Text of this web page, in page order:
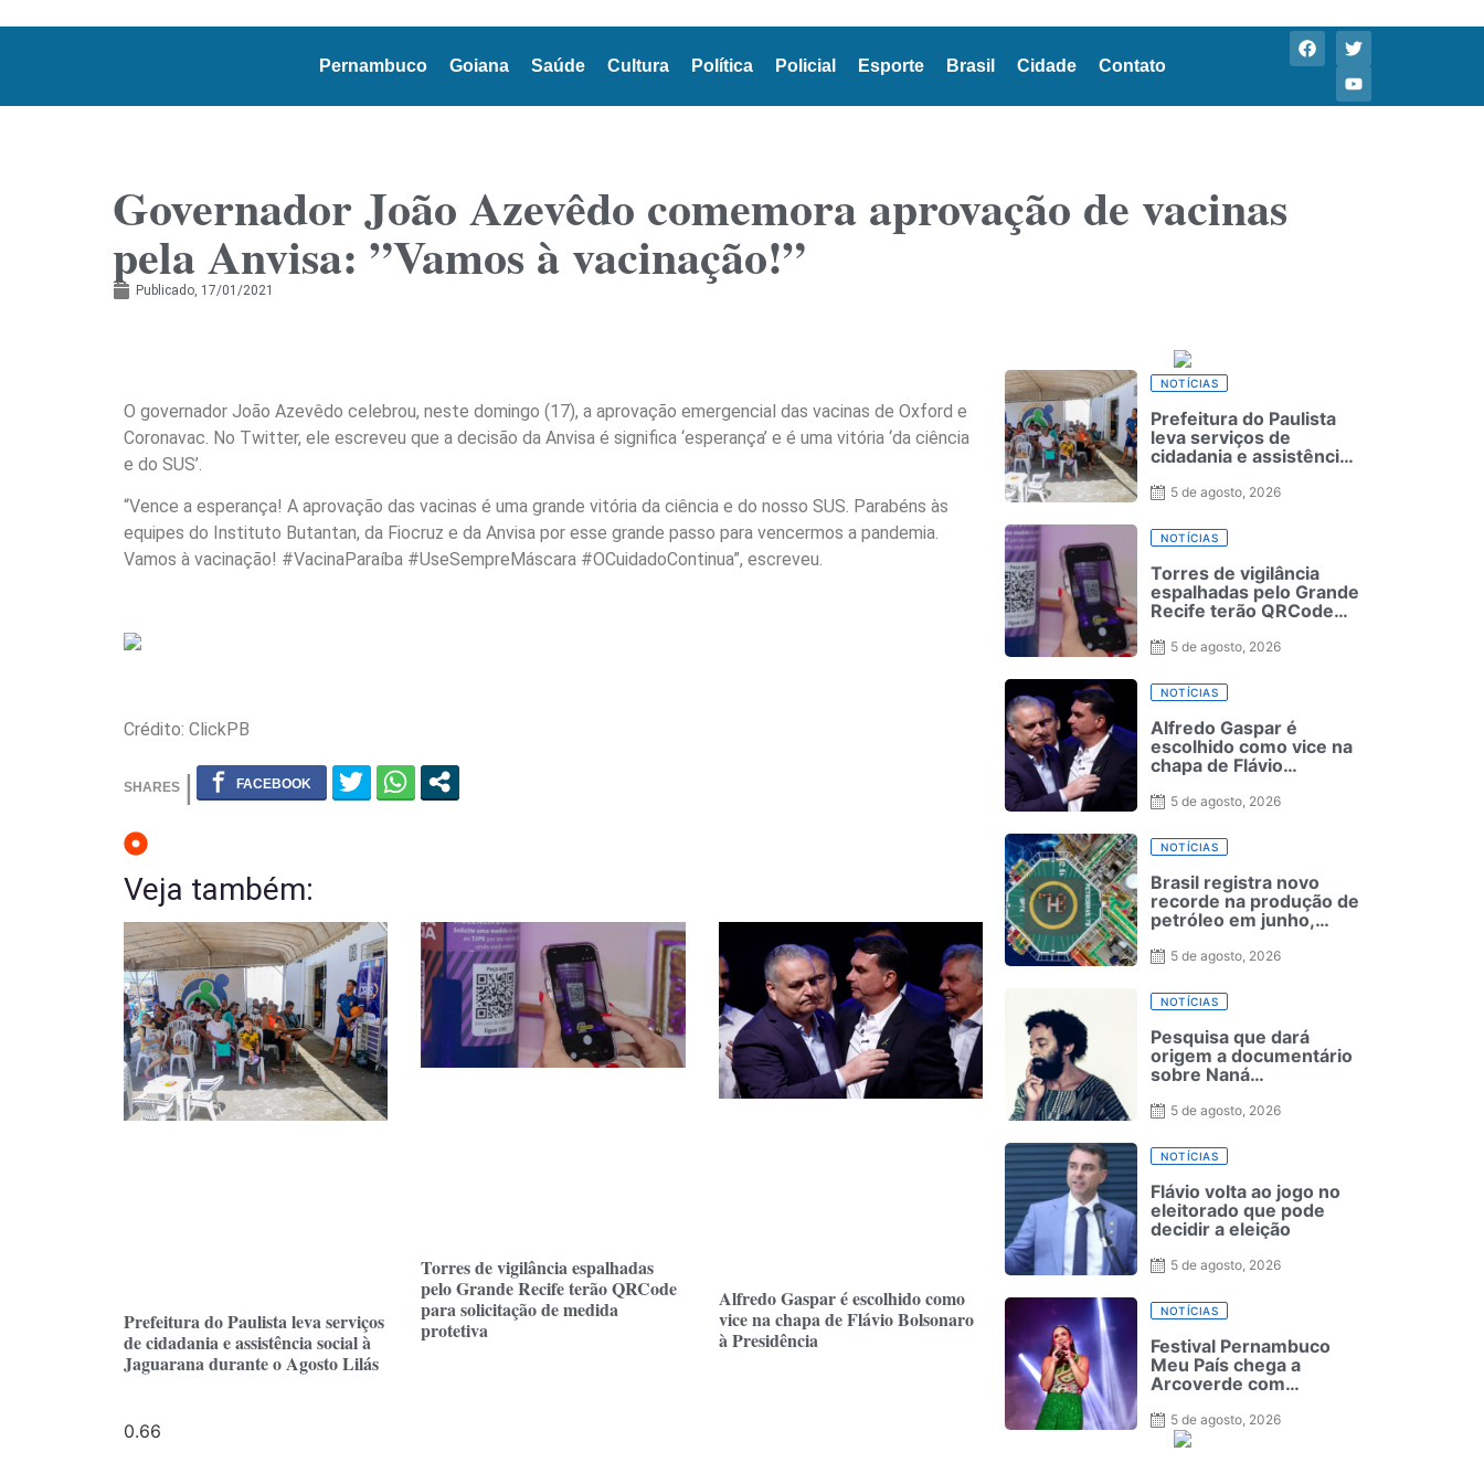
Pernambuco Goiana Saúde Cultura Política Policial Esporte Brasil Cidade Contato
Governador João Azevêdo comemora aprovação de vacinas
pela Anvisa: ”Vamos à vacinação!”
Publicado, 17/01/2021
O governador João Azevêdo celebrou, neste domingo (17), a aprovação emergencial das vacinas de Oxford e
Coronavac. No Twitter, ele escreveu que a decisão da Anvisa é significa ‘esperança’ e é uma vitória ‘da ciência
e do SUS’.
“Vence a esperança! A aprovação das vacinas é uma grande vitória da ciência e do nosso SUS. Parabéns às
equipes do Instituto Butantan, da Fiocruz e da Anvisa por esse grande passo para vencermos a pandemia.
Vamos à vacinação! #VacinaParaíba #UseSempreMáscara #OCuidadoContinua”, escreveu.
Crédito: ClickPB
Veja também:
Prefeitura do Paulista leva serviços
de cidadania e assistência social à
Jaguarana durante o Agosto Lilás
Torres de vigilância espalhadas
pelo Grande Recife terão QRCode
para solicitação de medida
protetiva
Alfredo Gaspar é escolhido como
vice na chapa de Flávio Bolsonaro
à Presidência
NOTÍCIAS
Prefeitura do Paulista
leva serviços de
cidadania e assistência
durante o Agosto Lilás
5 de agosto, 2026
NOTÍCIAS
Torres de vigilância
espalhadas pelo Grande
Recife terão QRCode
medida protetiva
5 de agosto, 2026
NOTÍCIAS
Alfredo Gaspar é
escolhido como vice na
chapa de Flávio
5 de agosto, 2026
NOTÍCIAS
Brasil registra novo
recorde na produção de
petróleo em junho,
5 de agosto, 2026
NOTÍCIAS
Pesquisa que dará
origem a documentário
sobre Naná
lançada no Recife
5 de agosto, 2026
NOTÍCIAS
Flávio volta ao jogo no
eleitorado que pode
decidir a eleição
5 de agosto, 2026
NOTÍCIAS
Festival Pernambuco
Meu País chega a
Arcoverde com
movimentar R$ 20
milhões e atrair mais de
5 de agosto, 2026